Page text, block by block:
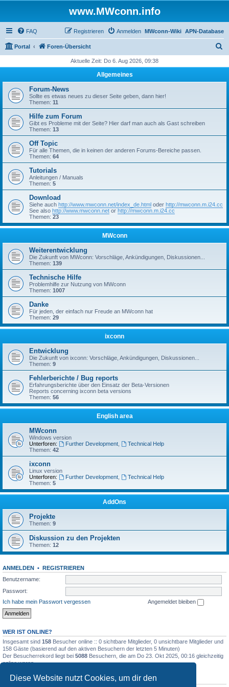
Diese Website nutzt Cookies, um dir den
www.MWconn.info
FAQ APN-Database
MWconn-Wiki
Anmelden
Registrieren
Portal Foren-Übersicht
h
Aktuelle Zeit: Do 6. Aug 2026, 09:38
Allgemeines
Forum-News
Sollte es etwas neues zu dieser Seite geben, dann hier!
Themen: 11
Hilfe zum Forum
Gibt es Probleme mit der Seite? Hier darf man auch als Gast schreiben
Themen: 13
Off Topic
Für alle Themen, die in keinen der anderen Forums-Bereiche passen.
Themen: 64
Tutorials
Anleitungen / Manuals
Themen: 5
Download
Siehe auch http://www.mwconn.net/index_de.html oder http://mwconn.m.i24.cc
See also http://www.mwconn.net or http://mwconn.m.i24.cc
Themen: 23
MWconn
Weiterentwicklung
Die Zukunft von MWconn: Vorschläge, Ankündigungen, Diskussionen...
Themen: 139
Technische Hilfe
Problemhilfe zur Nutzung von MWconn
Themen: 1007
Danke
Für jeden, der einfach nur Freude an MWconn hat
Themen: 29
ixconn
Entwicklung
Die Zukunft von ixconn: Vorschläge, Ankündigungen, Diskussionen...
Themen: 9
Fehlerberichte / Bug reports
Erfahrungsberichte über den Einsatz der Beta-Versionen
Reports concerning ixconn beta versions
Themen: 56
English area
MWconn
Windows version
Unterforen:
Further Development,
Technical Help
Themen: 42
ixconn
Linux version
Unterforen:
Further Development,
Technical Help
Themen: 5
AddOns
Projekte
Themen: 9
Diskussion zu den Projekten
Themen: 12
ANMELDEN • REGISTRIEREN
Benutzername:
Passwort:
Ich habe mein Passwort vergessen
Angemeldet bleiben
WER IST ONLINE?
Insgesamt sind 158 Besucher online :: 0 sichtbare Mitglieder, 0 unsichtbare Mitglieder und
158 Gäste (basierend auf den aktiven Besuchern der letzten 5 Minuten)
Der Besucherrekord liegt bei 5088 Besuchern, die am Do 23. Okt 2025, 00:16 gleichzeitig
online waren.
STATISTIK